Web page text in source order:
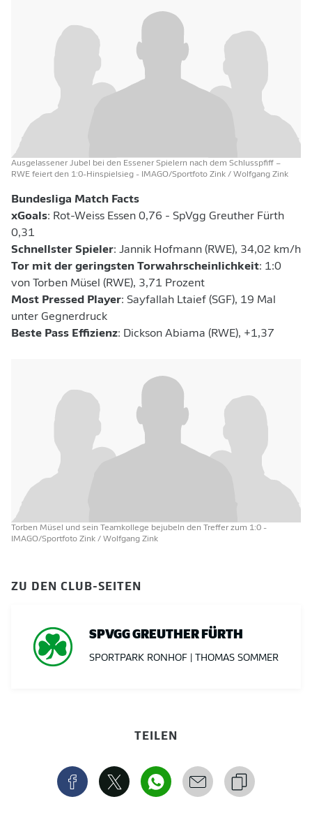
Ausgelassener Jubel bei den Essener Spielern nach dem Schlusspfiff –
RWE feiert den 1:0-Hinspielsieg - IMAGO/Sportfoto Zink / Wolfgang Zink
Bundesliga Match Facts
xGoals: Rot-Weiss Essen 0,76 - SpVgg Greuther Fürth
0,31
Schnellster Spieler: Jannik Hofmann (RWE), 34,02 km/h
Tor mit der geringsten Torwahrscheinlichkeit: 1:0
von Torben Müsel (RWE), 3,71 Prozent
Most Pressed Player: Sayfallah Ltaief (SGF), 19 Mal
unter Gegnerdruck
Beste Pass Effizienz: Dickson Abiama (RWE), +1,37
Torben Müsel und sein Teamkollege bejubeln den Treffer zum 1:0 -
IMAGO/Sportfoto Zink / Wolfgang Zink
ZU DEN CLUB-SEITEN
SPVGG GREUTHER FÜRTH
SPORTPARK RONHOF | THOMAS SOMMER
TEILEN